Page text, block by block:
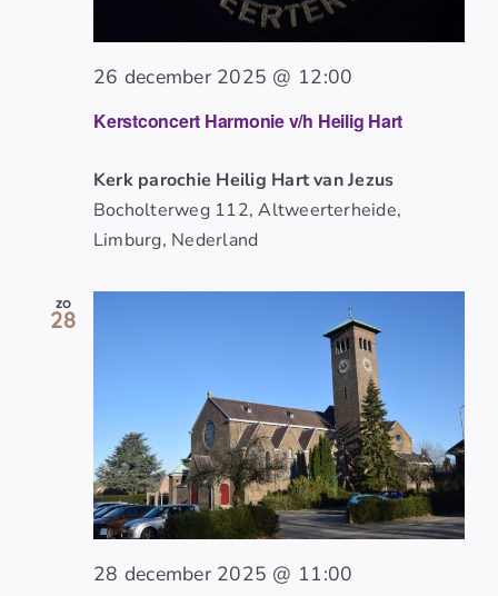
Kerstconcert Harmonie v/h Heilig Hart
26 december 2025 @ 12:00
Kerk parochie Heilig Hart van Jezus
Bocholterweg 112, Altweerterheide,
Limburg, Nederland
zo
28
28 december 2025 @ 11:00